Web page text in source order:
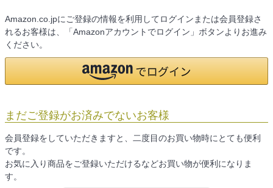
Amazon.co.jpにご登録の情報を利用してログインまたは会員登録さ
れるお客様は、「Amazonアカウントでログイン」ボタンよりお進み
ください。
まだご登録がお済みでないお客様
会員登録をしていただきますと、二度目のお買い物時にとても便利
です。
お気に入り商品をご登録いただけるなどお買い物が便利になりま
す。